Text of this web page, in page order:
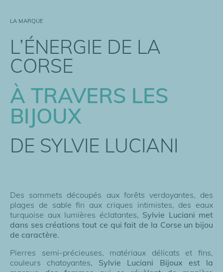
LA MARQUE
L’ÉNERGIE DE LA
CORSE
À TRAVERS LES
BIJOUX
DE SYLVIE LUCIANI
Des sommets découpés aux forêts verdoyantes, des
plages de sable fin aux criques intimistes, des eaux
turquoise aux lumières éclatantes, Sylvie Luciani met
dans ses créations tout ce qui fait de la Corse un bijou
de caractère.
Pierres semi-précieuses, matériaux délicats et fins,
couleurs chatoyantes, Sylvie Luciani Bijoux est la